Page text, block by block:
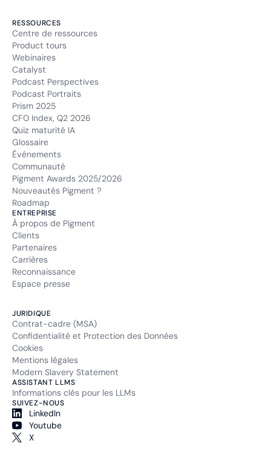
RESSOURCES
Centre de ressources
Product tours
Webinaires
Catalyst
Podcast Perspectives
Podcast Portraits
Prism 2025
CFO Index, Q2 2026
Quiz maturité IA
Glossaire
Événements
Communauté
Pigment Awards 2025/2026
Nouveautés Pigment ?
Roadmap
ENTREPRISE
À propos de Pigment
Clients
Partenaires
Carrières
Reconnaissance
Espace presse
JURIDIQUE
Contrat-cadre (MSA)
Confidentialité et Protection des Données
Cookies
Mentions légales
Modern Slavery Statement
ASSISTANT LLMS
Informations clés pour les LLMs
SUIVEZ-NOUS
LinkedIn
Youtube
X